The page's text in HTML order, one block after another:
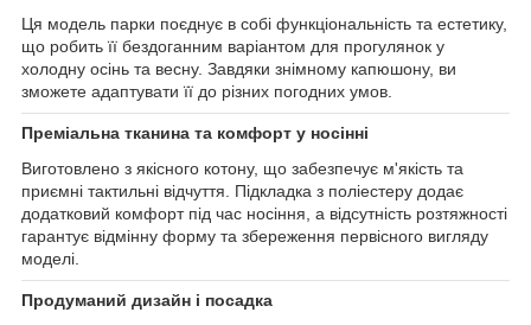
Ця модель парки поєднує в собі функціональність та естетику,
що робить її бездоганним варіантом для прогулянок у
холодну осінь та весну. Завдяки знімному капюшону, ви
зможете адаптувати її до різних погодних умов.
Преміальна тканина та комфорт у носінні
Виготовлено з якісного котону, що забезпечує м'якість та
приємні тактильні відчуття. Підкладка з поліестеру додає
додатковий комфорт під час носіння, а відсутність розтяжності
гарантує відмінну форму та збереження первісного вигляду
моделі.
Продуманий дизайн і посадка